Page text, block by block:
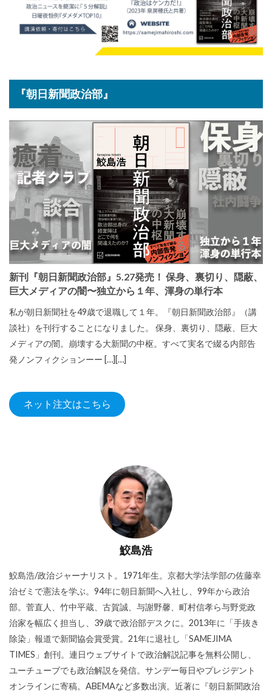
『朝日新聞政治部』
新刊『朝日新聞政治部』5.27発売！ 保身、裏切り、隠蔽、
巨大メディアの闇〜独立から１年、渾身の単行本
私が朝日新聞社を49歳で退職して１年。『朝日新聞政治部』（講
談社）を刊行することになりました。 保身、裏切り、隠蔽、巨大
メディアの闇。崩壊する大新聞の中枢。すべて実名で綴る内部告
発ノンフィクションーー […][…]
ネット注文はこちら
鮫島浩
鮫島浩/政治ジャーナリスト。1971年生。京都大学法学部の佐藤幸
治ゼミで憲法を学ぶ。94年に朝日新聞へ入社し、99年から政治
部。菅直人、竹中平蔵、古賀誠、与謝野馨、町村信孝ら与野党政
治家を幅広く担当し、39歳で政治部デスクに。2013年に「手抜き
除染」報道で新聞協会賞受賞。21年に退社し「SAMEJIMA
TIMES」創刊。連日ウェブサイトで政治解説記事を無料公開し、
ユーチューブでも政治解説を発信。サンデー毎日やプレジデント
オンラインに寄稿。ABEMAなど多数出演。近著に『朝日新聞政治